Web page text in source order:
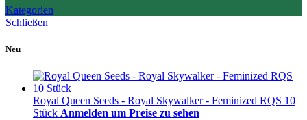
Kategorien
Schließen
Neu
Royal Queen Seeds - Royal Skywalker - Feminized RQS 10
Stück Anmelden um Preise zu sehen